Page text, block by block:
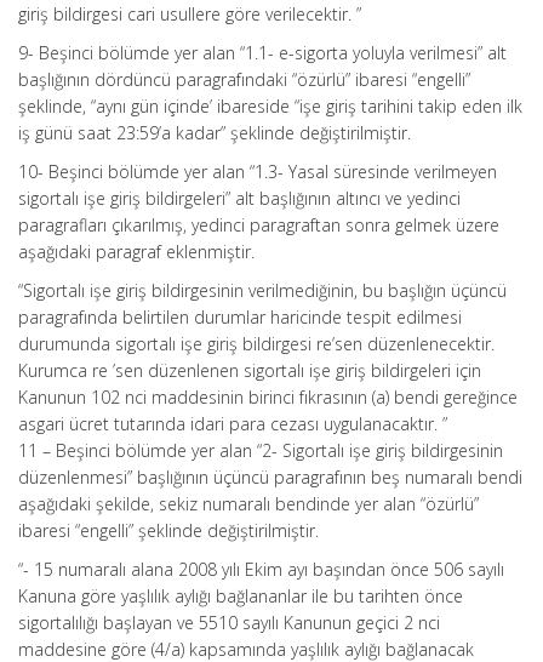
giriş bildirgesi cari usullere göre verilecektir. ”
9- Beşinci bölümde yer alan “1.1- e-sigorta yoluyla verilmesi” alt
başlığının dördüncü paragrafındaki “özürlü” ibaresi “engelli”
şeklinde, “aynı gün içinde’ ibareside “işe giriş tarihini takip eden ilk
iş günü saat 23:59’a kadar” şeklinde değiştirilmiştir.
10- Beşinci bölümde yer alan “1.3- Yasal süresinde verilmeyen
sigortalı işe giriş bildirgeleri” alt başlığının altıncı ve yedinci
paragrafları çıkarılmış, yedinci paragraftan sonra gelmek üzere
aşağıdaki paragraf eklenmiştir.
“Sigortalı işe giriş bildirgesinin verilmediğinin, bu başlığın üçüncü
paragrafında belirtilen durumlar haricinde tespit edilmesi
durumunda sigortalı işe giriş bildirgesi re’sen düzenlenecektir.
Kurumca re ’sen düzenlenen sigortalı işe giriş bildirgeleri için
Kanunun 102 nci maddesinin birinci fıkrasının (a) bendi gereğince
asgari ücret tutarında idari para cezası uygulanacaktır. ”
11 – Beşinci bölümde yer alan “2- Sigortalı işe giriş bildirgesinin
düzenlenmesi” başlığının üçüncü paragrafının beş numaralı bendi
aşağıdaki şekilde, sekiz numaralı bendinde yer alan “özürlü”
ibaresi “engelli” şeklinde değiştirilmiştir.
“- 15 numaralı alana 2008 yılı Ekim ayı başından önce 506 sayılı
Kanuna göre yaşlılık aylığı bağlananlar ile bu tarihten önce
sigortalılığı başlayan ve 5510 sayılı Kanunun geçici 2 nci
maddesine göre (4/a) kapsamında yaşlılık aylığı bağlanacak